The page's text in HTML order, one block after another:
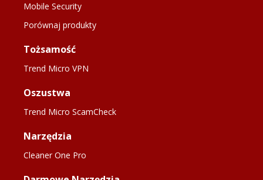
Mobile Security
Porównaj produkty
Tożsamość
Trend Micro VPN
Oszustwa
Trend Micro ScamCheck
Narzędzia
Cleaner One Pro